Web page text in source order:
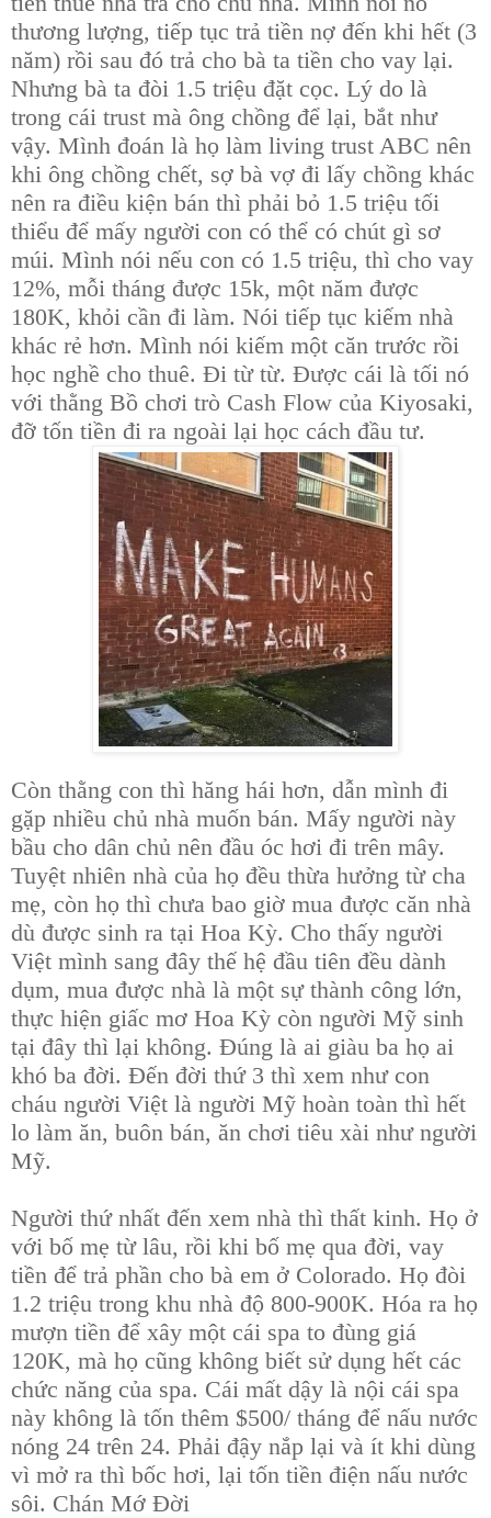
thương lượng, tiếp tục trả tiền nợ đến khi hết (3
năm) rồi sau đó trả cho bà ta tiền cho vay lại.
Nhưng bà ta đòi 1.5 triệu đặt cọc. Lý do là
trong cái trust mà ông chồng để lại, bắt như
vậy. Mình đoán là họ làm living trust ABC nên
khi ông chồng chết, sợ bà vợ đi lấy chồng khác
nên ra điều kiện bán thì phải bỏ 1.5 triệu tối
thiểu để mấy người con có thể có chút gì sơ
múi. Mình nói nếu con có 1.5 triệu, thì cho vay
12%, mỗi tháng được 15k, một năm được
180K, khỏi cần đi làm. Nói tiếp tục kiếm nhà
khác rẻ hơn. Mình nói kiếm một căn trước rồi
học nghề cho thuê. Đi từ từ. Được cái là tối nó
với thằng Bồ chơi trò Cash Flow của Kiyosaki,
đỡ tốn tiền đi ra ngoài lại học cách đầu tư.
Còn thằng con thì hăng hái hơn, dẫn mình đi
gặp nhiều chủ nhà muốn bán. Mấy người này
bầu cho dân chủ nên đầu óc hơi đi trên mây.
Tuyệt nhiên nhà của họ đều thừa hưởng từ cha
mẹ, còn họ thì chưa bao giờ mua được căn nhà
dù được sinh ra tại Hoa Kỳ. Cho thấy người
Việt mình sang đây thế hệ đầu tiên đều dành
dụm, mua được nhà là một sự thành công lớn,
thực hiện giấc mơ Hoa Kỳ còn người Mỹ sinh
tại đây thì lại không. Đúng là ai giàu ba họ ai
khó ba đời. Đến đời thứ 3 thì xem như con
cháu người Việt là người Mỹ hoàn toàn thì hết
lo làm ăn, buôn bán, ăn chơi tiêu xài như người
Mỹ.
Người thứ nhất đến xem nhà thì thất kinh. Họ ở
với bố mẹ từ lâu, rồi khi bố mẹ qua đời, vay
tiền để trả phần cho bà em ở Colorado. Họ đòi
1.2 triệu trong khu nhà độ 800-900K. Hóa ra họ
mượn tiền để xây một cái spa to đùng giá
120K, mà họ cũng không biết sử dụng hết các
chức năng của spa. Cái mất dậy là nội cái spa
này không là tốn thêm $500/ tháng để nấu nước
nóng 24 trên 24. Phải đậy nắp lại và ít khi dùng
vì mở ra thì bốc hơi, lại tốn tiền điện nấu nước
sôi. Chán Mớ Đời